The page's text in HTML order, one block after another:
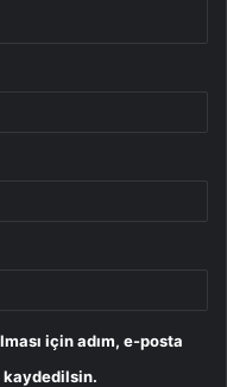
için adım, e-posta
kaydedilsin.